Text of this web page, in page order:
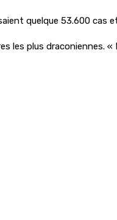
quelque 53.600 cas
les plus